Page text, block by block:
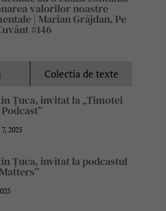
valorilor noastre
| Marian Grăjdan, Pe
#146
Colectia de texte
Țuca, invitat la „Timotei
2025
Țuca, invitat la podcastul